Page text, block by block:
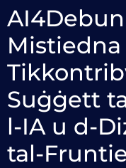
Suġġett
l-IA u d-
tal-